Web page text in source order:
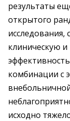
результаты
открытого
клиническую
комбинации с
исходно